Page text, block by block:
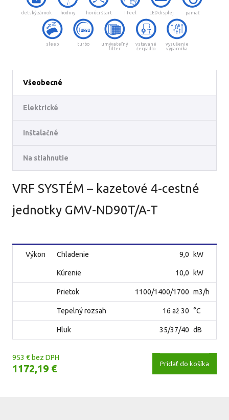
detský zámok hodiny horúci štart I feel LED displej pamäť
sleep turbo
umývateľný
filter
vstavané
čerpadlo
vysušenie
výparníka
Všeobecné
Elektrické
Inštalačné
Na stiahnutie
VRF SYSTÉM – kazetové 4-cestné
jednotky GMV-ND90T/A-T
Výkon Chladenie 9,0 kW
Kúrenie 10,0 kW
Prietok 1100/1400/1700 m3/h
Tepelný rozsah 16 až 30 °C
Hluk 35/37/40 dB
953 € bez DPH
1172,19 € Pridať do košíka